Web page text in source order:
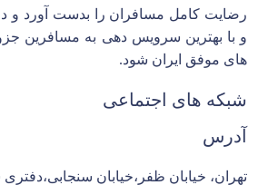
رضایت کامل مسافران را بدست آورد و
و با بهترین سرویس دهی به مسافرین جزو
های موفق ایران شود.
شبکه های اجتماعی
آدرس
تهران، خیابان ظفر،خیابان سنجابی،دفتری